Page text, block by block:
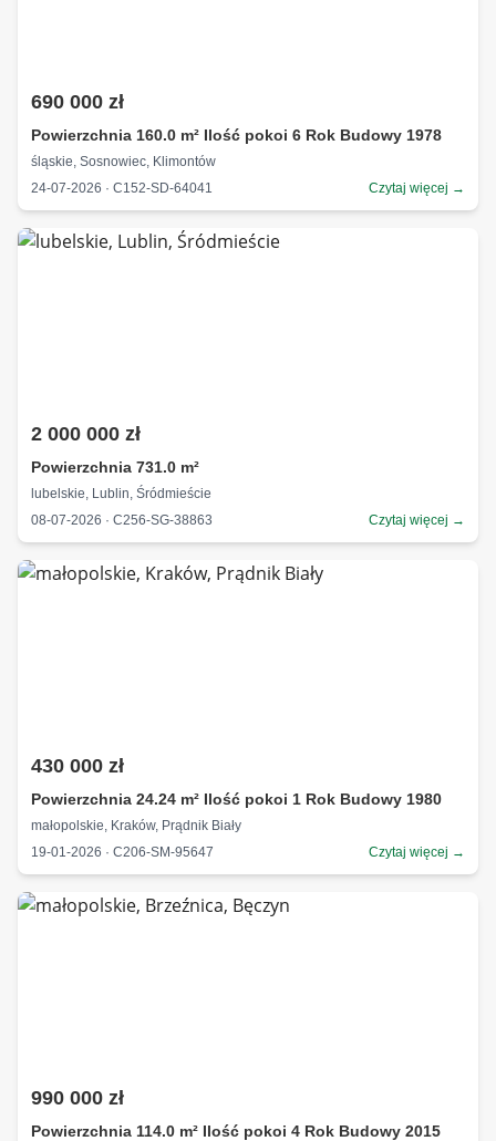
690 000 zł
Powierzchnia 160.0 m² Ilość pokoi 6 Rok Budowy 1978
śląskie, Sosnowiec, Klimontów
24-07-2026 · C152-SD-64041
Czytaj więcej →
2 000 000 zł
Powierzchnia 731.0 m²
lubelskie, Lublin, Śródmieście
08-07-2026 · C256-SG-38863
Czytaj więcej →
430 000 zł
Powierzchnia 24.24 m² Ilość pokoi 1 Rok Budowy 1980
małopolskie, Kraków, Prądnik Biały
19-01-2026 · C206-SM-95647
Czytaj więcej →
990 000 zł
Powierzchnia 114.0 m² Ilość pokoi 4 Rok Budowy 2015